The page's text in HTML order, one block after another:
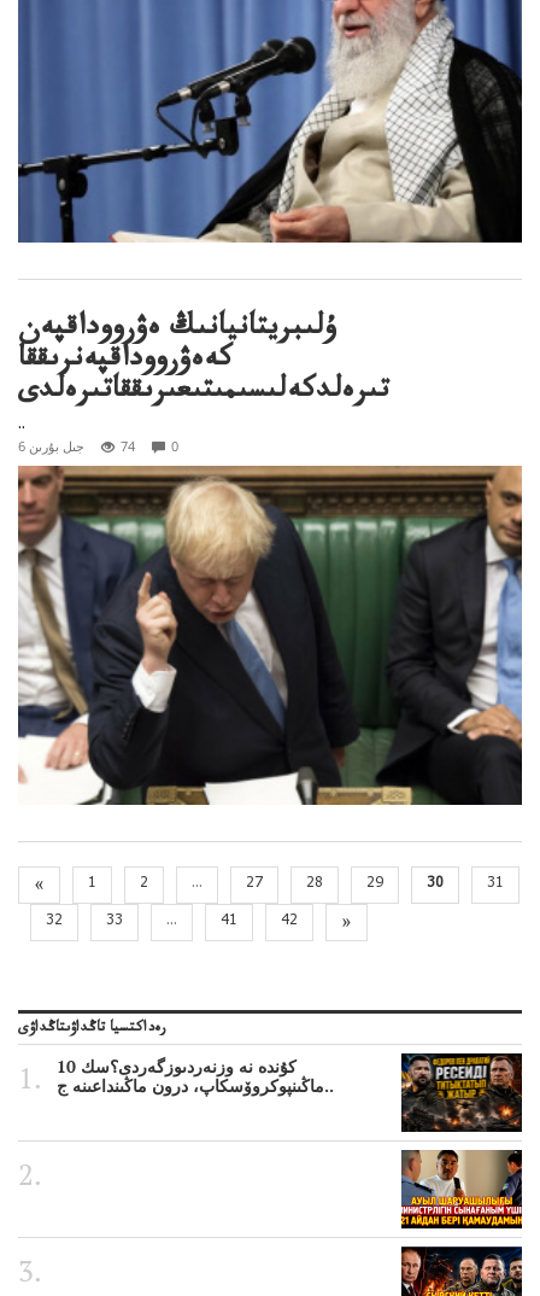
ۇلىبريتانيانىڭ ەۋرووداقپەن
كەەۋرووداقپەنرىققا
تىرەلدكەلىسىمىتىعىرىققاتىرەلدى
..
6 جىل بۇرىن 74 0
« 1 2 ... 27 28 29 30
31
32
33 ... 41 42 »
رەداكتسيا تاڭداۋىتاڭداۋى
10 كۇندە نە وزنەردىوزگەردى؟سك
ماڭىنپوكروۆسكاپ، درون ماڭىنداعىنە ج..